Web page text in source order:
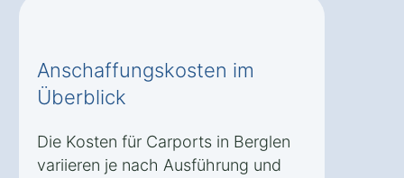
Anschaffungskosten im
Überblick
Die Kosten für Carports in Berglen
variieren je nach Ausführung und